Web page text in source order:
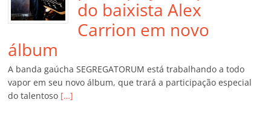
do baixista Alex
Carrion em novo
álbum
A banda gaúcha SEGREGATORUM está trabalhando a todo
vapor em seu novo álbum, que trará a participação especial
do talentoso […]